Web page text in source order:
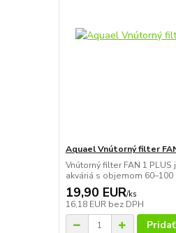
Aquael Vnútorný filter
Vnútorný filter FAN 1 PLUS
akváriá s objemom 60–100
19,90 EUR/ks
16,18 EUR bez DPH